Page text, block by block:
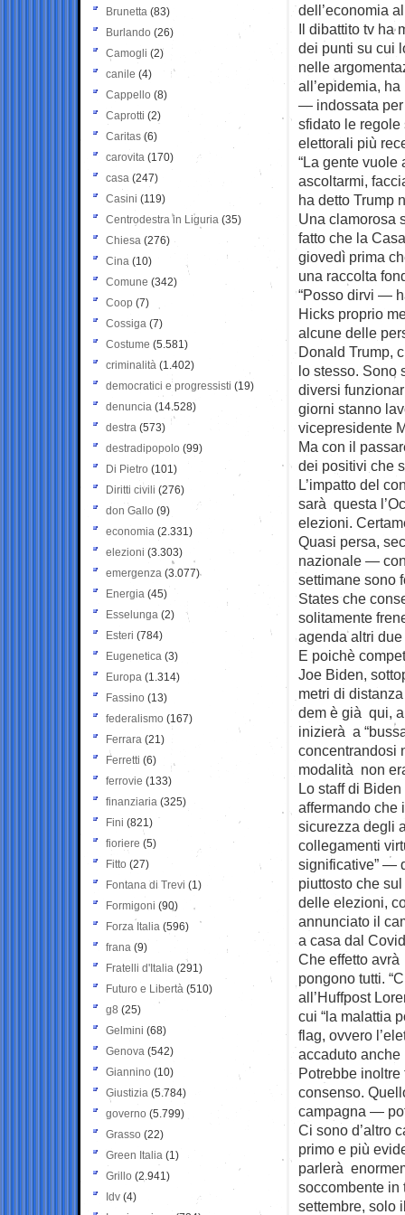
dell’economia
Il dibattito tv ha
dei punti su cui
nelle
all’epidemia,
— indossata per
sfidato le
elettorali più
“La gente vuole
ascoltarmi,
ha detto Trump
Una clamorosa
fatto che la
giovedì prima
una raccolta
“Posso dirvi —
Hicks proprio
alcune delle
Donald Trump,
lo stesso. Sono
diversi
giorni stanno
vicepresidente
Ma con il
dei positivi che
L’impatto del
sarà questa
elezioni.
Quasi persa,
nazionale —
settimane sono
States che
solitamente
agenda altri
E poichè
Joe Biden,
metri di
dem è già qui,
inizierà a
concentrandosi
modalità non
Lo staff di
affermando che
sicurezza degli
collegamenti
significative” —
piuttosto che
delle elezioni,
annunciato il
a casa dal
Che effetto
pongono tutti.
all’Huffpost
cui “la malattia
flag, ovvero
accaduto anche
Potrebbe inoltre
consenso.
campagna —
Ci sono d’altro
primo e più
parlerà
soccombente in
settembre, solo
Brunetta (83)
Burlando (26)
Camogli (2)
canile (4)
Cappello (8)
Caprotti (2)
Caritas (6)
carovita (170)
casa (247)
Casini (119)
Centrodestra in Liguria (35)
Chiesa (276)
Cina (10)
Comune (342)
Coop (7)
Cossiga (7)
Costume (5.581)
criminalità (1.402)
democratici e progressisti (19)
denuncia (14.528)
destra (573)
destradipopolo (99)
Di Pietro (101)
Diritti civili (276)
don Gallo (9)
economia (2.331)
elezioni (3.303)
emergenza (3.077)
Energia (45)
Esselunga (2)
Esteri (784)
Eugenetica (3)
Europa (1.314)
Fassino (13)
federalismo (167)
Ferrara (21)
Ferretti (6)
ferrovie (133)
finanziaria (325)
Fini (821)
fioriere (5)
Fitto (27)
Fontana di Trevi (1)
Formigoni (90)
Forza Italia (596)
frana (9)
Fratelli d'Italia (291)
Futuro e Libertà (510)
g8 (25)
Gelmini (68)
Genova (542)
Giannino (10)
Giustizia (5.784)
governo (5.799)
Grasso (22)
Green Italia (1)
Grillo (2.941)
Idv (4)